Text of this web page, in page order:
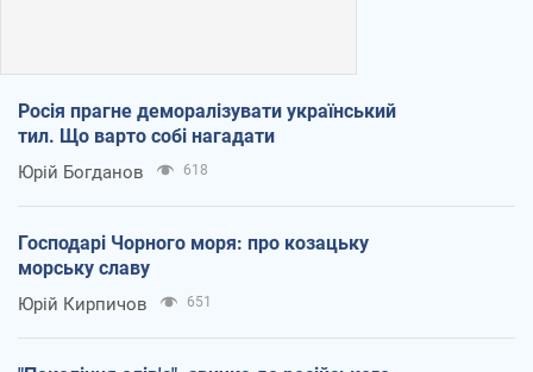
Росія прагне деморалізувати український
тил. Що варто собі нагадати
Юрій Богданов 618
Господарі Чорного моря: про козацьку
морську славу
Юрій Кирпичов 651